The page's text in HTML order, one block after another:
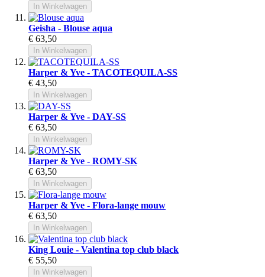
In Winkelwagen
Geisha - Blouse aqua
€ 63,50
In Winkelwagen
Harper & Yve - TACOTEQUILA-SS
€ 43,50
In Winkelwagen
Harper & Yve - DAY-SS
€ 63,50
In Winkelwagen
Harper & Yve - ROMY-SK
€ 63,50
In Winkelwagen
Harper & Yve - Flora-lange mouw
€ 63,50
In Winkelwagen
King Louie - Valentina top club black
€ 55,50
In Winkelwagen